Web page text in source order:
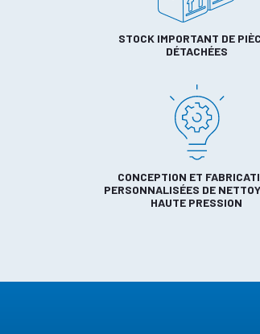
STOCK IMPORTANT DE
DÉTACHÉES
CONCEPTION ET
PERSONNALISÉES DE
HAUTE PRESSION